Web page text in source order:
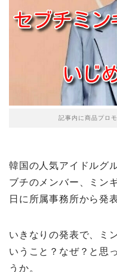
記事内に商品プロ
韓国の人気アイドルグ
ブチのメンバー、ミン
日に所属事務所から発
いきなりの発表で、ミ
いうこと？なぜ？と思
うか。